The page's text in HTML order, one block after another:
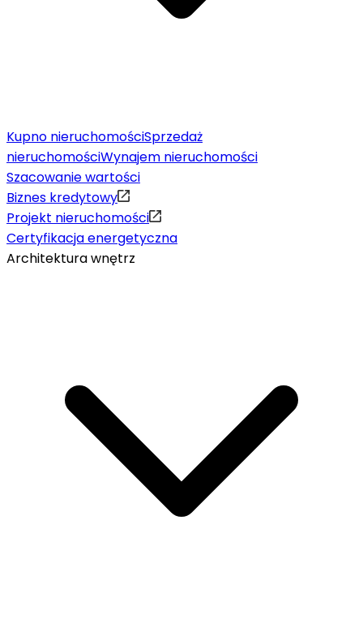
Kupno nieruchomościSprzedaż
nieruchomościWynajem nieruchomości
Szacowanie wartości
Biznes kredytowy
Projekt nieruchomości
Certyfikacja energetyczna
Architektura wnętrz